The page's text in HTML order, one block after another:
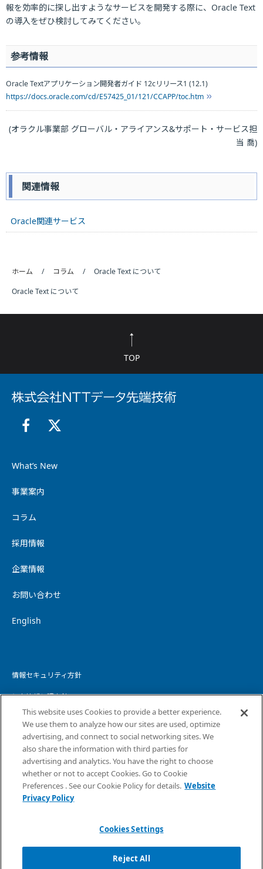
報を効率的に探し出すようなサービスを開発する際に、Oracle Text
の導入をぜひ検討してみてください。
参考情報
Oracle Textアプリケーション開発者ガイド 12cリリース1 (12.1)
https://docs.oracle.com/cd/E57425_01/121/CCAPP/toc.htm
(オラクル事業部 グローバル・アライアンス&サポート・サービス担
当 喬)
関連情報
Oracle関連サービス
ホーム コラム
Oracle Text について
Oracle Text について
TOP
What’s New
事業案内
コラム
採用情報
企業情報
お問い合わせ
English
情報セキュリティ方針
個人情報保護方針
ウェブサイトプライバシーポリシー
コピーライト・免責事項
サイトマップ
This website uses Cookies to provide a better experience.
We use them to analyze how our sites are used, optimize
advertising, and connect to social networking sites. We
also share the information with third parties for
advertising and analytics. You have the right to choose
whether or not to accept Cookies. Go to Cookie
Preferences . See our Cookie Policy for details. Website
Privacy Policy
Cookies Settings
Reject All